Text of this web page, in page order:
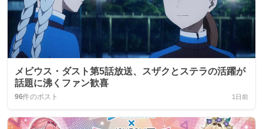
メビウス・ダスト第5話放送、スザクとステラの活躍が
話題に沸くファン歓喜
96件のポスト 1日前